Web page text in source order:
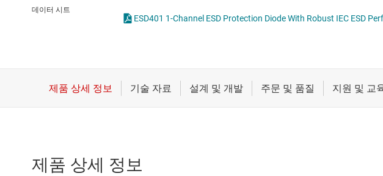
마이크로컨트롤러(MCU) 및 프로세서 절연
데이터 시트
ESD401 1-Channel ESD Protection Diode With Robust IEC
제품 상세 정보